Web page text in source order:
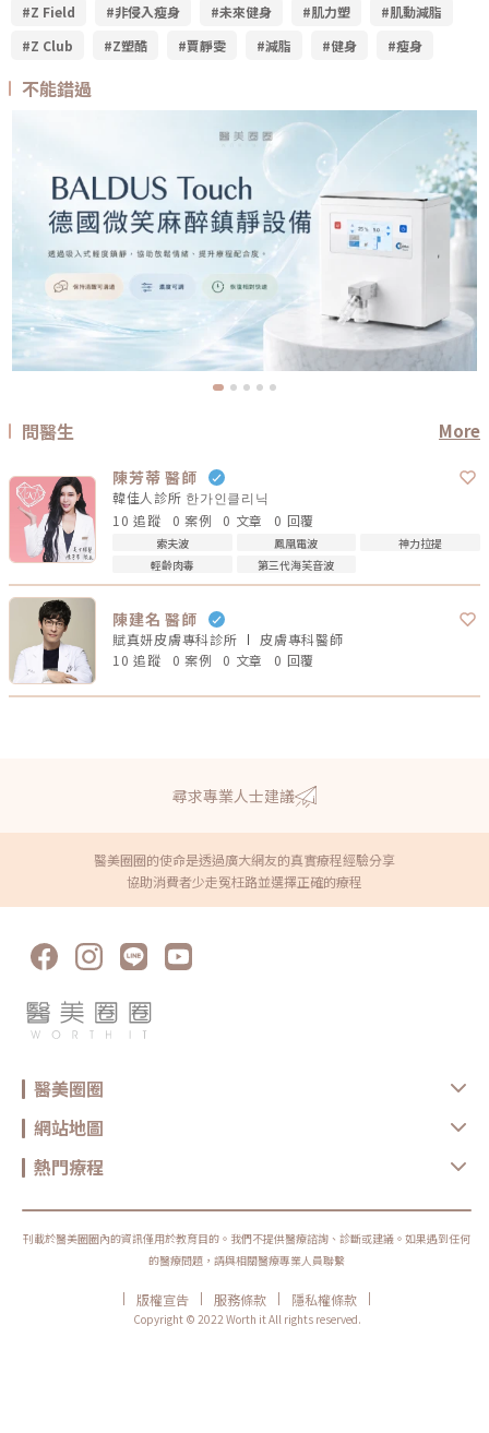
#Z Field #非侵入瘦身 #未來健身 #肌力塑
#肌動減脂
#Z Club
#Z塑酷 #賈靜雯 #減脂 #健身 #瘦身
不能錯過
問醫生 More
陳芳蒂 醫師
韓佳人診所 한가인클리닉
10 追蹤
0 案例 0 文章 0 回覆
索夫波 鳳凰電波
神力拉提
輕齡肉毒
第三代海芙音波
陳建名 醫師
賦真妍皮膚專科診所 皮膚專科醫師
10 追蹤
0 案例 0 文章 0 回覆
尋求專業人士建議
醫美圈圈的使命是透過廣大網友的真實療程經驗分享
協助消費者少走冤枉路並選擇正確的療程
醫美圈圈
網站地圖
熱門療程
刊載於醫美圈圈內的資訊僅用於教育目的。我們不提供醫療諮詢、診斷或建議。如果遇到任何
的醫療問題，請與相關醫療專業人員聯繫
| 版權宣告 | 服務條款 | 隱私權條款
|
Copyright © 2022 Worth it All rights reserved.